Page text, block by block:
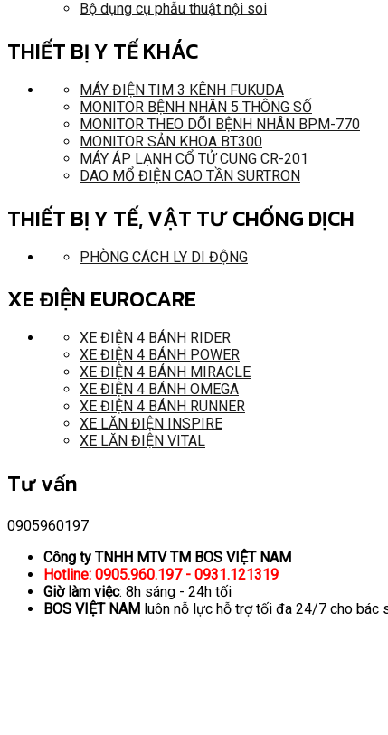
Bộ dụng cụ phẫu thuật nội soi
THIẾT BỊ Y TẾ KHÁC
MÁY ĐIỆN TIM 3 KÊNH FUKUDA
MONITOR BỆNH NHÂN 5 THÔNG SỐ
MONITOR THEO DÕI BỆNH NHÂN BPM-770
MONITOR SẢN KHOA BT300
MÁY ÁP LẠNH CỔ TỬ CUNG CR-201
DAO MỔ ĐIỆN CAO TẦN SURTRON
THIẾT BỊ Y TẾ, VẬT TƯ CHỐNG DỊCH
PHÒNG CÁCH LY DI ĐỘNG
XE ĐIỆN EUROCARE
XE ĐIỆN 4 BÁNH RIDER
XE ĐIỆN 4 BÁNH POWER
XE ĐIỆN 4 BÁNH MIRACLE
XE ĐIỆN 4 BÁNH OMEGA
XE ĐIỆN 4 BÁNH RUNNER
XE LĂN ĐIỆN INSPIRE
XE LĂN ĐIỆN VITAL
Tư vấn
0905960197
Công ty TNHH MTV TM BOS VIỆT NAM
Hotline: 0905.960.197 - 0931.121319
Giờ làm việc: 8h sáng - 24h tối
BOS VIỆT NAM luôn nỗ lực hỗ trợ tối đa 24/7 cho bác